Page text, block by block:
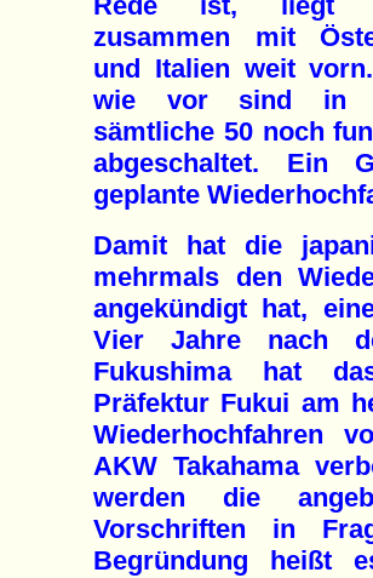
zusammen mit
und Italien weit
wie vor sind in
sämtliche 50 noch
abgeschaltet. Ein
geplante
Damit hat die
mehrmals den
angekündigt hat,
Vier Jahre nach
Fukushima hat
Präfektur Fukui am
Wiederhochfahren
AKW Takahama
werden die
Vorschriften in
Begründung heißt